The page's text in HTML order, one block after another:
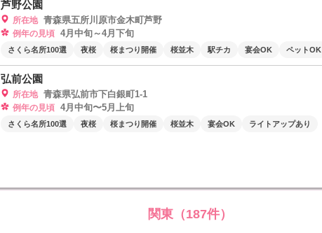
芦野公園
所在地 青森県五所川原市金木町芦野
例年の見頃 4月中旬～4月下旬
さくら名所100選 夜桜 桜まつり開催 桜並木 駅チカ 宴会OK ペットOK
弘前公園
所在地 青森県弘前市下白銀町1-1
例年の見頃 4月中旬〜5月上旬
さくら名所100選 夜桜 桜まつり開催 桜並木 宴会OK ライトアップあり
関東（187件）